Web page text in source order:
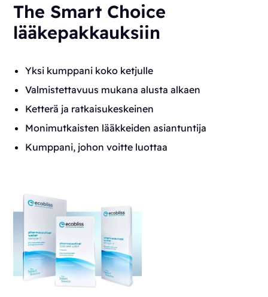
The Smart Choice
lääkepakkauksiin
Yksi kumppani koko ketjulle
Valmistettavuus mukana alusta alkaen
Ketterä ja ratkaisukeskeinen
Monimutkaisten lääkkeiden asiantuntija
Kumppani, johon voitte luottaa